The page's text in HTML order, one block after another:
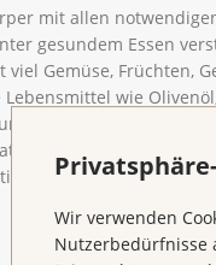
Wir verwenden
Nutzerbedürfnisse
mit allen
gesundem Essen
viel Gemüse, Früchten,
wie
Fettlieferanten, Milch
Mengen konsumiert.
umgesetzt werden.